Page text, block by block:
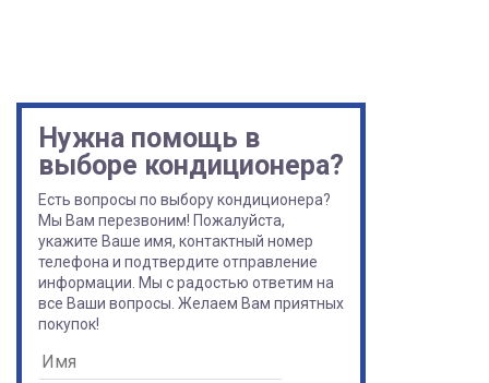
Нужна помощь в
выборе кондиционера?
Есть вопросы по выбору кондиционера?
Мы Вам перезвоним! Пожалуйста,
укажите Ваше имя, контактный номер
телефона и подтвердите отправление
информации. Мы с радостью ответим на
все Ваши вопросы. Желаем Вам приятных
покупок!